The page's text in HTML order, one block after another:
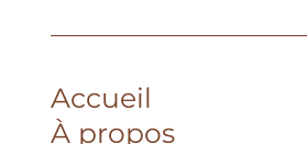
Corinne